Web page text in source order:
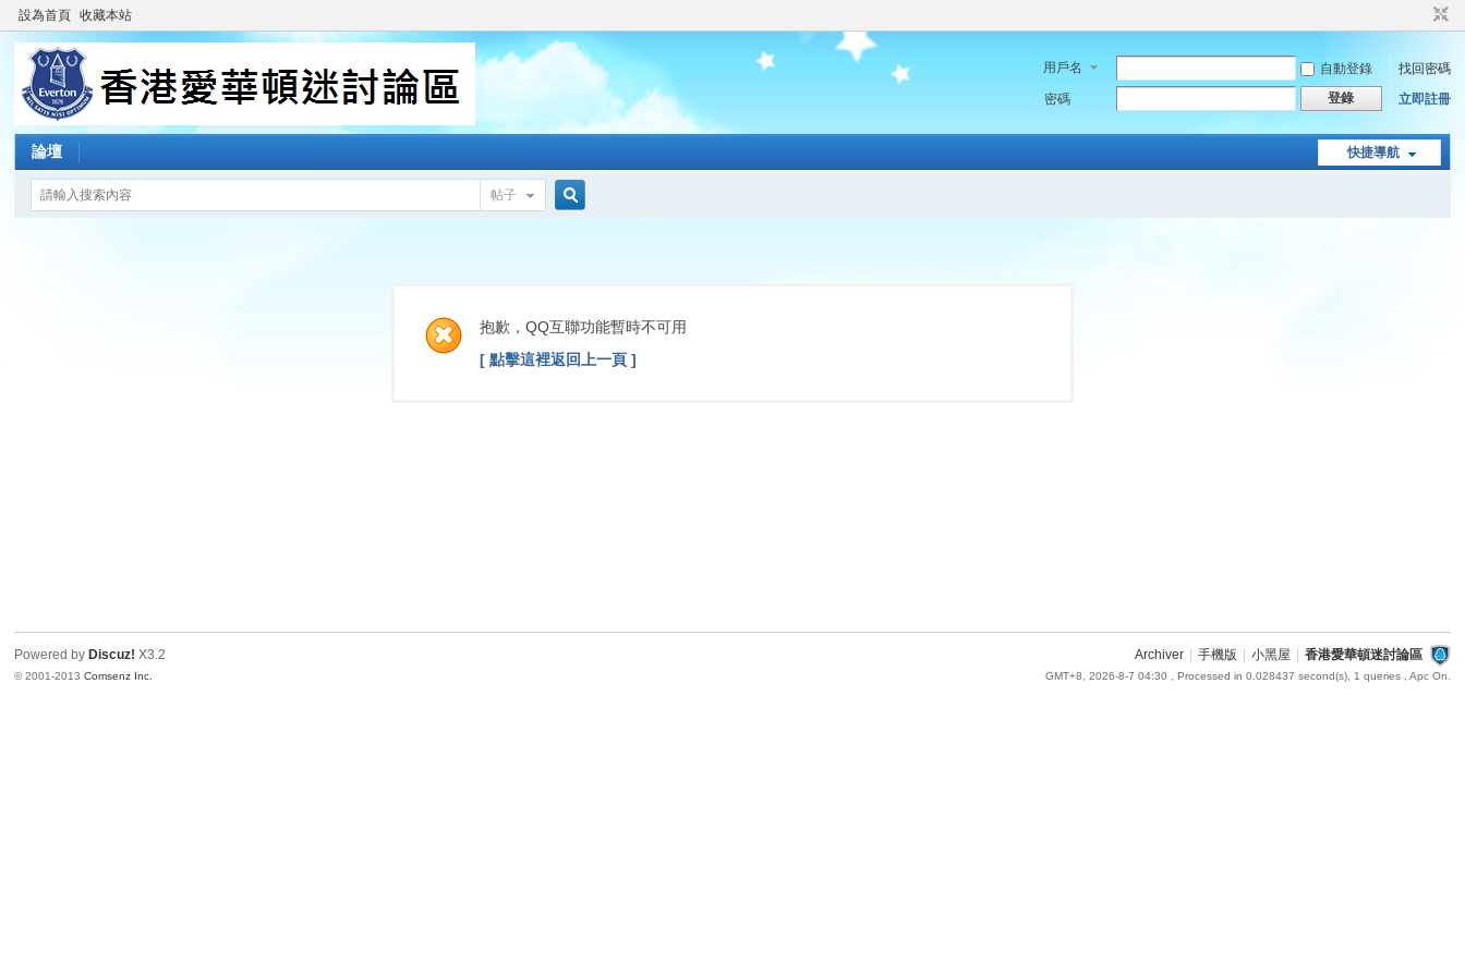
設為首頁 收藏本站
用戶名 自動登錄
找回密碼
密碼
登錄 立即註冊
快捷導航
論壇
帖子
索
抱歉，QQ互聯功能暫時不可用
[ 點擊這裡返回上一頁 ]
Archiver 手機版 小黑屋 香港愛華頓迷討論區
GMT+8, 2026-8-7 04:30 , Processed in 0.028437 second(s), 1 queries , Apc On.
Powered by Discuz! X3.2
© 2001-2013Comsenz Inc.